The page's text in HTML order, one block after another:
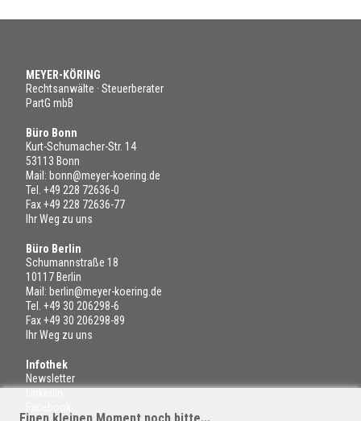
MEYER-KÖRING
Rechtsanwälte · Steuerberater
PartG mbB
Büro Bonn
Kurt-Schumacher-Str. 14
53113 Bonn
Mail: bonn@meyer-koering.de
Tel. +49 228 72636-0
Fax +49 228 72636-77
Ihr Weg zu uns
Büro Berlin
Schumannstraße 18
10117 Berlin
Mail: berlin@meyer-koering.de
Tel. +49 30 206298-6
Fax +49 30 206298-89
Ihr Weg zu uns
Infothek
Newsletter